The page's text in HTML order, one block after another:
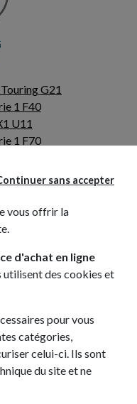
sans accepter
vous offrir la
d'achat en ligne
des cookies et
pour vous
catégories,
celui-ci. Ils sont
du site et ne
G21
1 F40
U11
1 F70
U10
A W177
BRAKE
CLA
B W247